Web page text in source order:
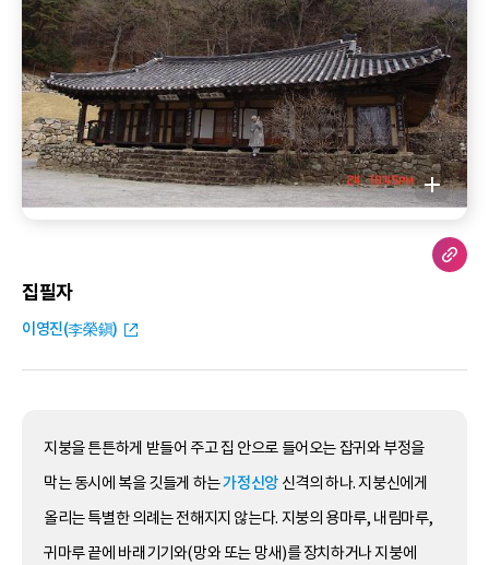
집필자
이영진(李榮鎭)
지붕을 튼튼하게 받들어 주고 집 안으로 들어오는 잡귀와 부정을
막는 동시에 복을 깃들게 하는가정신앙신격의 하나. 지붕신에게
올리는 특별한 의례는 전해지지 않는다. 지붕의 용마루, 내림마루,
귀마루 끝에 바래기기와(망와 또는 망새)를 장치하거나 지붕에